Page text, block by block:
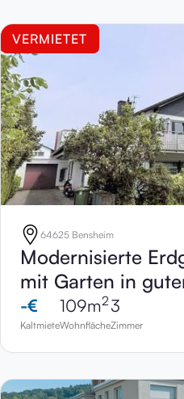
VERMIETET
64625 Bensheim
Modernisierte
mit Garten in
-€
Kaltmiete
109m2
Wohnfläche
3
Zimmer